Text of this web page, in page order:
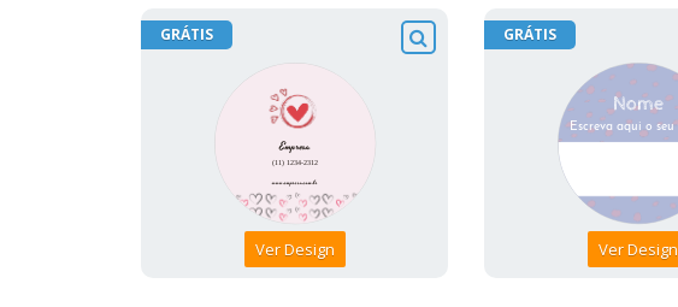
GRÁTIS
Ver Design
GRÁTIS
Ver Design